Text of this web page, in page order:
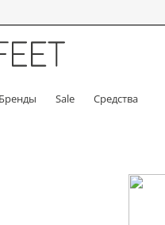
Бренды Sale Средства